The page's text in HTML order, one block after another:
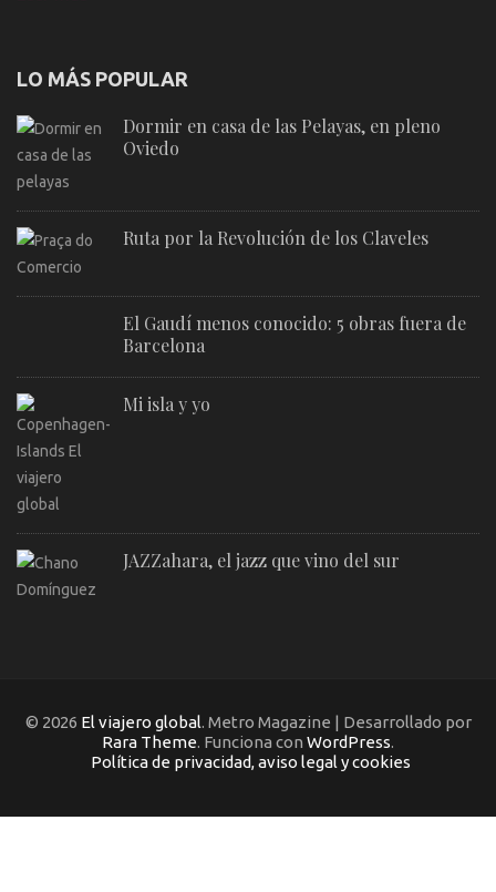
LO MÁS POPULAR
Dormir en casa de las Pelayas, en pleno
Oviedo
Ruta por la Revolución de los Claveles
El Gaudí menos conocido: 5 obras fuera de
Barcelona
Mi isla y yo
JAZZahara, el jazz que vino del sur
© 2026 El viajero global. Metro Magazine | Desarrollado por
Rara Theme. Funciona con WordPress.
Política de privacidad, aviso legal y cookies